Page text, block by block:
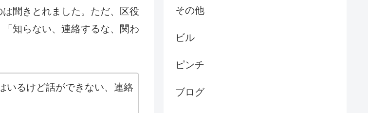
聞きとれました。ただ、区役
知らない、連絡するな、関わ
いるけど話ができない、連絡
その他
ビル
ピンチ
ブログ